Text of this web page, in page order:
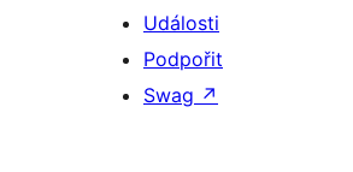
Události
Podpořit
Swag ↗